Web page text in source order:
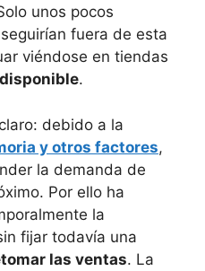
unos pocos
fuera de esta
viéndose en tiendas
.
debido a la
y otros factores,
la demanda de
Por ello ha
la
fijar todavía una
las ventas. La